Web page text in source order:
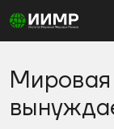
Мировая